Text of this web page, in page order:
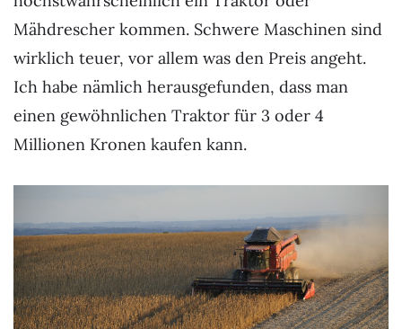
Mähdrescher kommen. Schwere Maschinen sind
wirklich teuer, vor allem was den Preis angeht.
Ich habe nämlich herausgefunden, dass man
einen gewöhnlichen Traktor für 3 oder 4
Millionen Kronen kaufen kann.